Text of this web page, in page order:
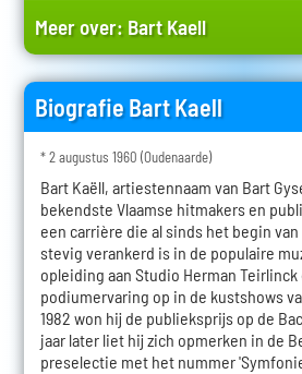
Meer over: Bart Kaell
Biografie Bart Kaell
* 2 augustus 1960 (Oudenaarde)
Bart Kaëll, artiestennaam van Bart
bekendste Vlaamse hitmakers en
een carrière die al sinds het begin
stevig verankerd is in de populaire
opleiding aan Studio Herman
podiumervaring op in de kustshows
1982 won hij de publieksprijs op de
jaar later liet hij zich opmerken in de
preselectie met het nummer